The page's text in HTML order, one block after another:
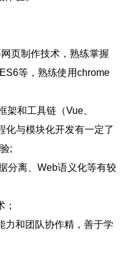
页制作技术，熟练掌握
等，熟练使用chrome
架和工具链（Vue、
化与模块化开发有一定了
;
分离、Web语义化等有较
力和团队协作精，善于学